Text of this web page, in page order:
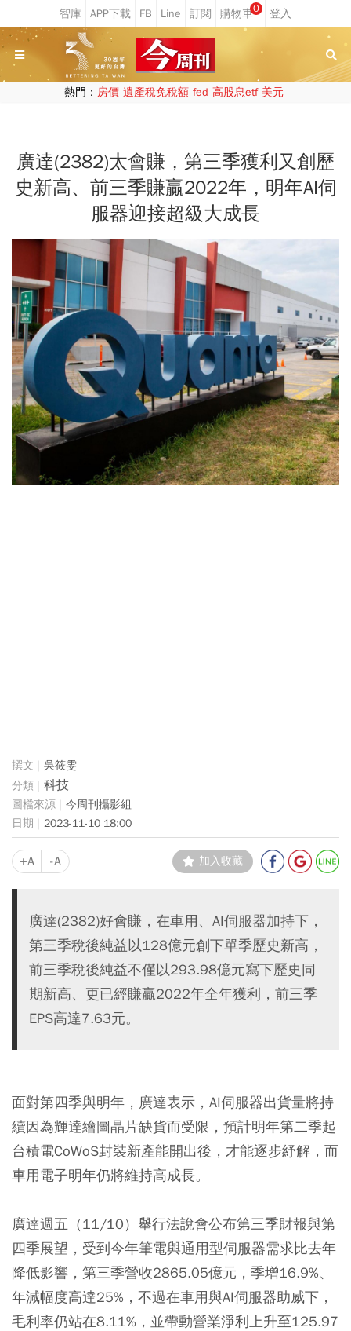
0
熱門： 房價 遺產稅免稅額 fed 高股息etf 美元
廣達(2382)太會賺，第三季獲利又創歷
史新高、前三季賺贏2022年，明年AI伺
服器迎接超級大成長
吳筱雯
科技
今周刊攝影組
2023-11-10 18:00
+A -A 加入收藏
廣達(2382)好會賺，在車用、AI伺服器加持下，
第三季稅後純益以128億元創下單季歷史新高，
前三季稅後純益不僅以293.98億元寫下歷史同
期新高、更已經賺贏2022年全年獲利，前三季
EPS高達7.63元。
面對第四季與明年，廣達表示，AI伺服器出貨量將持
續因為輝達繪圖晶片缺貨而受限，預計明年第二季起
台積電CoWoS封裝新產能開出後，才能逐步紓解，而
車用電子明年仍將維持高成長。
廣達週五（11/10）舉行法說會公布第三季財報與第
四季展望，受到今年筆電與通用型伺服器需求比去年
降低影響，第三季營收2865.05億元，季增16.9%、
年減幅度高達25%，不過在車用與AI伺服器助威下，
毛利率仍站在8.11%，並帶動營業淨利上升至125.97